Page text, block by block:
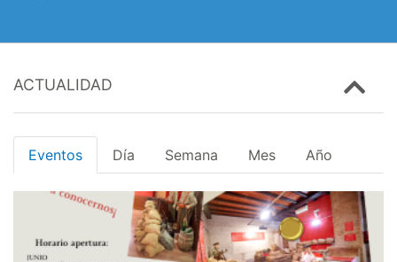
ACTUALIDAD
Eventos Día Semana Mes Año